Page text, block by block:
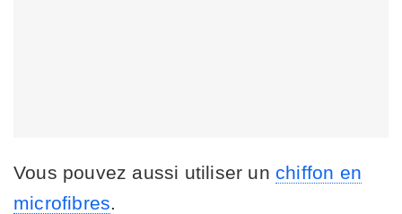
Vous pouvez aussi utiliser un chiffon en
microfibres